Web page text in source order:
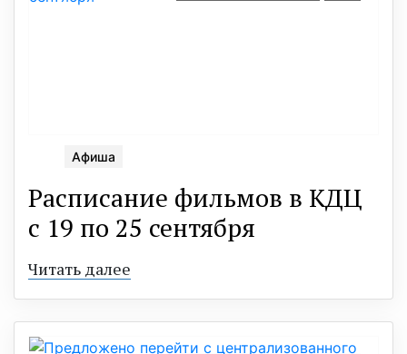
Афиша
Расписание фильмов в КДЦ
с 19 по 25 сентября
Читать далее